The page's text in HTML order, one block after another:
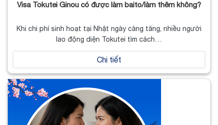
Visa Tokutei Ginou có được làm baito/làm thêm không?
Khi chi phí sinh hoạt tại Nhật ngày càng tăng, nhiều người
lao động diện Tokutei tìm cách…
Chi tiết